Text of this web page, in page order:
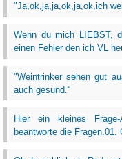
"Ja,ok,ja,ja,ok,ja,ok,ich
Wenn du mich LIEBST,
einen Fehler den ich VL
"Weintrinker sehen gut
auch gesund.“
Hier ein kleines
beantworte die Fragen.01.